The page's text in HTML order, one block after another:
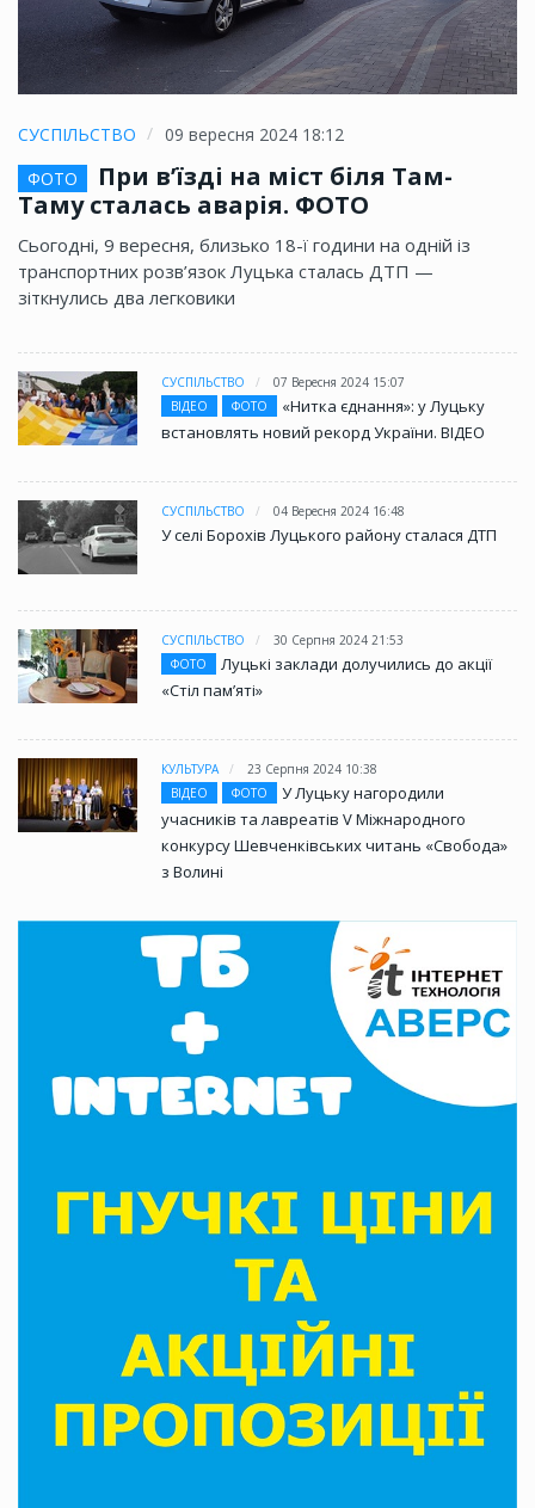
СУСПІЛЬСТВО
09 вересня 2024 18:12
ФОТО
При в’їзді на міст біля Там-
Таму сталась аварія. ФОТО
Сьогодні, 9 вересня, близько 18-ї години на одній із
транспортних розв’язок Луцька сталась ДТП —
зіткнулись два легковики
СУСПІЛЬСТВО
07 Вересня 2024 15:07
ВІДЕО
ФОТО
«Нитка єднання»: у Луцьку
встановлять новий рекорд України. ВІДЕО
СУСПІЛЬСТВО 04 Вересня 2024 16:48
У селі Борохів Луцького району сталася ДТП
СУСПІЛЬСТВО
30 Серпня 2024 21:53
ФОТО
Луцькі заклади долучились до акції
«Стіл памʼяті»
КУЛЬТУРА
23 Серпня 2024 10:38
ВІДЕО
ФОТО
У Луцьку нагородили
учасників та лавреатів V Міжнародного
конкурсу Шевченківських читань «Свобода»
з Волині